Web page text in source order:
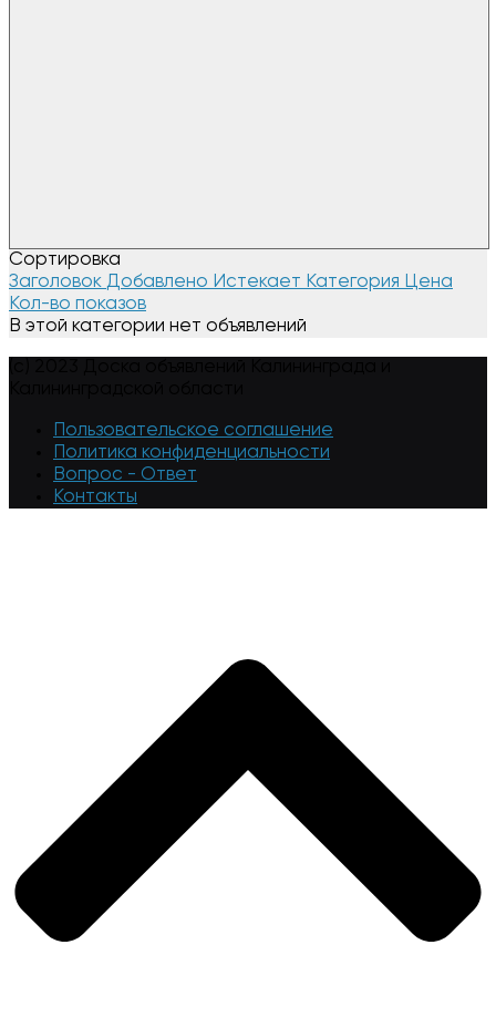
Сортировка
Заголовок Добавлено Истекает Категория Цена
Кол-во показов
В этой категории нет объявлений
Пользовательское соглашение
Политика конфиденциальности
Вопрос - Ответ
Контакты